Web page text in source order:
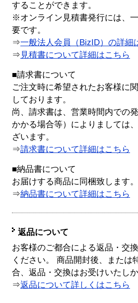
することができます。
※オンライン見積書発行には、
要です。
⇒一般法人会員（BizID）の詳細
⇒ 見積書について詳細はこちら
■請求書について
ご注文時に希望されたお客様に
しております。
尚、請求書は、営業時間内での
かかる場合等）によりましては
ざいます。
⇒請求書について詳細はこちら
■納品書について
お届けする商品に同梱致します。
⇒納品書について詳細はこちら
返品について
お客様のご都合による返品・交
ください。 商品開封後、または
合、返品・交換はお受けいたし
⇒返品について詳しくはこちら